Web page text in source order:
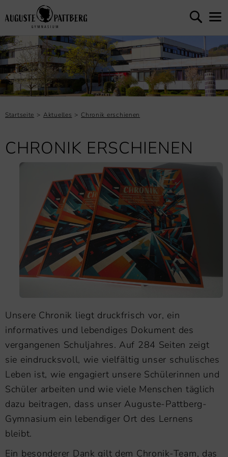
Startseite Aktuelles Chronik erschienen
CHRONIK ERSCHIENEN
Unsere Chronik liegt druckfrisch vor, ein
informatives und lebendiges Dokument des
vergangenen Schuljahres. Auf 284 Seiten zeigt
sie eindrucksvoll, wie vielfältig unser schulisches
Leben ist, wie engagiert unsere Schülerinnen und
Schüler arbeiten und wie viele Menschen täglich
dazu beitragen, dass unser Auguste-Pattberg-
Gymnasium ein lebendiger Ort des Lernens
bleibt.
Ein besonderer Dank gilt dem Chronik-Team, das